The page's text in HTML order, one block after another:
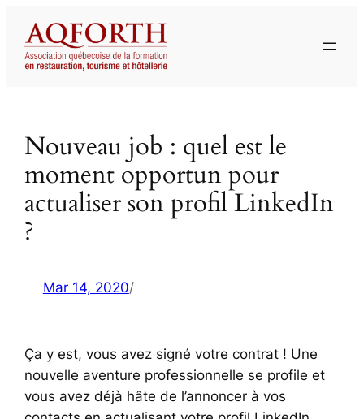
contenu
Nouveau job : quel est le
moment opportun pour
actualiser son profil LinkedIn
?
Mar 14, 2020/
Ça y est, vous avez signé votre contrat ! Une
nouvelle aventure professionnelle se profile et
vous avez déjà hâte de l’annoncer à vos